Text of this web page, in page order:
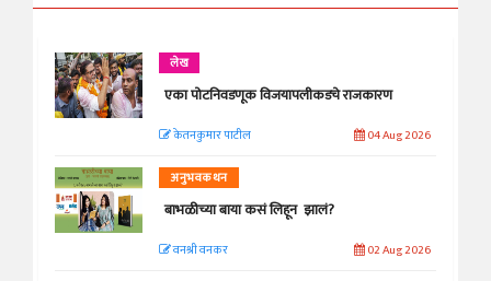
लेख
एका पोटनिवडणूक विजयापलीकडचे राजकारण
केतनकुमार पाटील 04 Aug 2026
अनुभवकथन
बाभळीच्या बाया कसं लिहून झालं?
वनश्री वनकर 02 Aug 2026